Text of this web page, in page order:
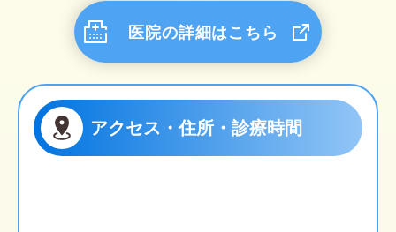
医院の詳細はこちら
アクセス・住所・診療時間